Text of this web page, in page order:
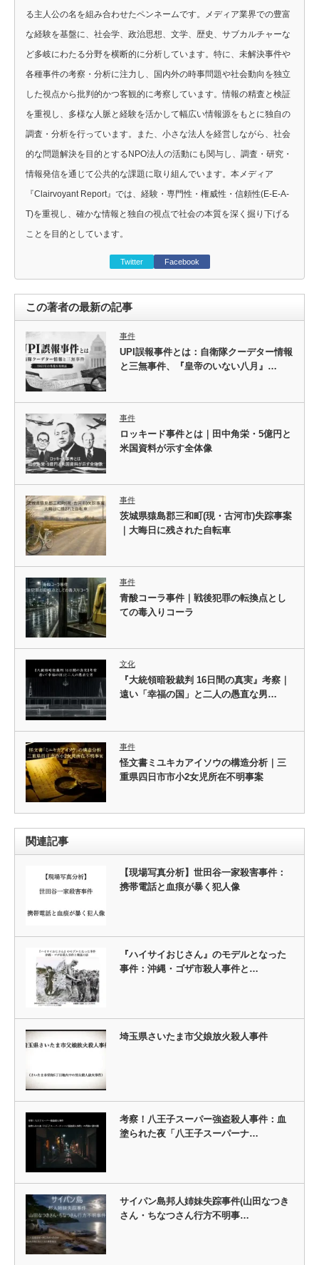
る主人公の名を組み合わせたペンネームです。メディア業界での豊富
な経験を基盤に、社会学、政治思想、文学、歴史、サブカルチャーな
ど多岐にわたる分野を横断的に分析しています。特に、未解決事件や
各種事件の考察・分析に注力し、国内外の時事問題や社会動向を独立
した視点から批判的かつ客観的に考察しています。情報の精査と検証
を重視し、多様な人脈と経験を活かして幅広い情報源をもとに独自の
調査・分析を行っています。また、小さな法人を経営しながら、社会
的な問題解決を目的とするNPO法人の活動にも関与し、調査・研究・
情報発信を通じて公共的な課題に取り組んでいます。本メディア
『Clairvoyant Report』では、経験・専門性・権威性・信頼性(E-E-A-
T)を重視し、確かな情報と独自の視点で社会の本質を深く掘り下げる
ことを目的としています。
Twitter Facebook
この著者の最新の記事
事件
UPI誤報事件とは：自衛隊クーデター情報
と三無事件、『皇帝のいない八月』…
事件
ロッキード事件とは｜田中角栄・5億円と
米国資料が示す全体像
事件
茨城県猿島郡三和町(現・古河市)失踪事案
｜大晦日に残された自転車
事件
青酸コーラ事件｜戦後犯罪の転換点とし
ての毒入りコーラ
文化
『大統領暗殺裁判 16日間の真実』考察｜
遠い「幸福の国」と二人の愚直な男…
事件
怪文書ミユキカアイソウの構造分析｜三
重県四日市市小2女児所在不明事案
関連記事
【現場写真分析】世田谷一家殺害事件：
携帯電話と血痕が暴く犯人像
『ハイサイおじさん』のモデルとなった
事件：沖縄・ゴザ市殺人事件と…
埼玉県さいたま市父娘放火殺人事件
考察！八王子スーパー強盗殺人事件：血
塗られた夜「八王子スーパーナ…
サイパン島邦人姉妹失踪事件(山田なつき
さん・ちなつさん行方不明事…